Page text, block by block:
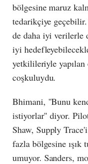
bölgesine maruz
tedarikçiye
de daha iyi verilerle
iyi
yetkilileriyle
coşkuluydu.
Bhimani, "Bunu
istiyorlar" diyor.
Shaw, Supply
fazla bölgesine ışık
umuyor. Sanders,